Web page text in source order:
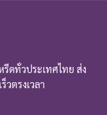
รีดทั่วประเทศไทย ส่ง
วตรงเวลา